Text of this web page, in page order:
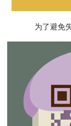
为了避免